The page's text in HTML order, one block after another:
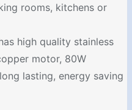
rooms, kitchens or
high quality stainless
motor, 80W
lasting, energy saving